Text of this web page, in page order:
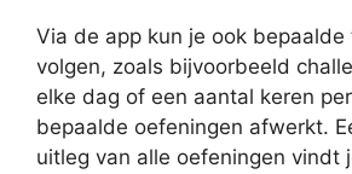
Via de app kun je ook bepaalde
volgen, zoals bijvoorbeeld
elke dag of een aantal keren
bepaalde oefeningen afwerkt.
uitleg van alle oefeningen vindt